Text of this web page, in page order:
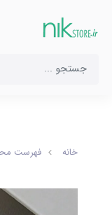
خانه فهرست